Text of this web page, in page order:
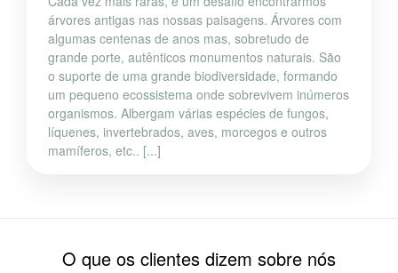
árvores antigas nas nossas paisagens. Árvores com
algumas centenas de anos mas, sobretudo de
grande porte, autênticos monumentos naturais. São
o suporte de uma grande biodiversidade, formando
um pequeno ecossistema onde sobrevivem inúmeros
organismos. Albergam várias espécies de fungos,
líquenes, invertebrados, aves, morcegos e outros
mamíferos, etc.. [...]
O que os clientes dizem sobre nós